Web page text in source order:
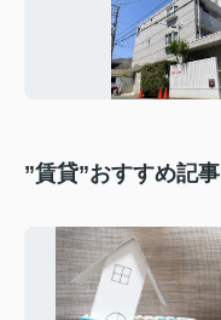
”賃貸”おすすめ記事